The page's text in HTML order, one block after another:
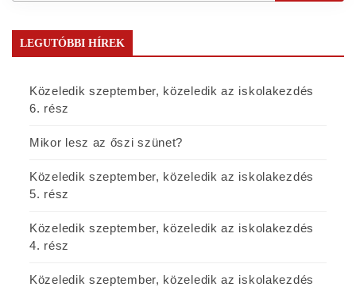
LEGUTÓBBI HÍREK
Közeledik szeptember, közeledik az iskolakezdés
6. rész
Mikor lesz az őszi szünet?
Közeledik szeptember, közeledik az iskolakezdés
5. rész
Közeledik szeptember, közeledik az iskolakezdés
4. rész
Közeledik szeptember, közeledik az iskolakezdés